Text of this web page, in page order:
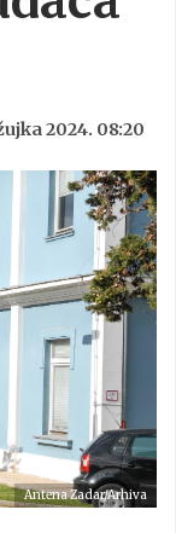
2024. 08:20
Antena Zadar/Arhiva